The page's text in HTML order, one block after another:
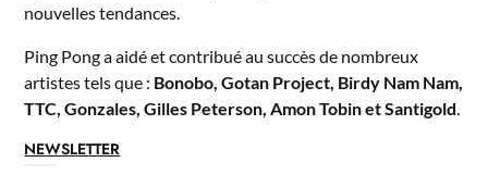
nouvelles tendances.
Ping Pong a aidé et contribué au succès de nombreux
artistes tels que : Bonobo, Gotan Project, Birdy Nam Nam,
TTC, Gonzales, Gilles Peterson, Amon Tobin et Santigold
NEWSLETTER